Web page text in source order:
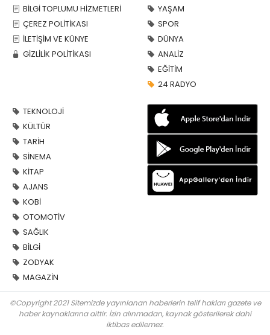
BİLGİ TOPLUMU HİZMETLERİ
ÇEREZ POLİTİKASI
İLETİŞİM VE KÜNYE
GİZLİLİK POLİTİKASI
YAŞAM
SPOR
DÜNYA
ANALİZ
EĞİTİM
24 RADYO
TEKNOLOJİ
KÜLTÜR
TARİH
SİNEMA
KİTAP
AJANS
KOBİ
OTOMOTİV
SAĞLIK
BİLGİ
ZODYAK
MAGAZİN
©Copyright 2021 Sitemizde yayınlanan haberlerin telif hakları gazete ve
haber kaynaklarına aittir. İzin alınmadan, kaynak gösterilerek dahi
iktibas edilemez.